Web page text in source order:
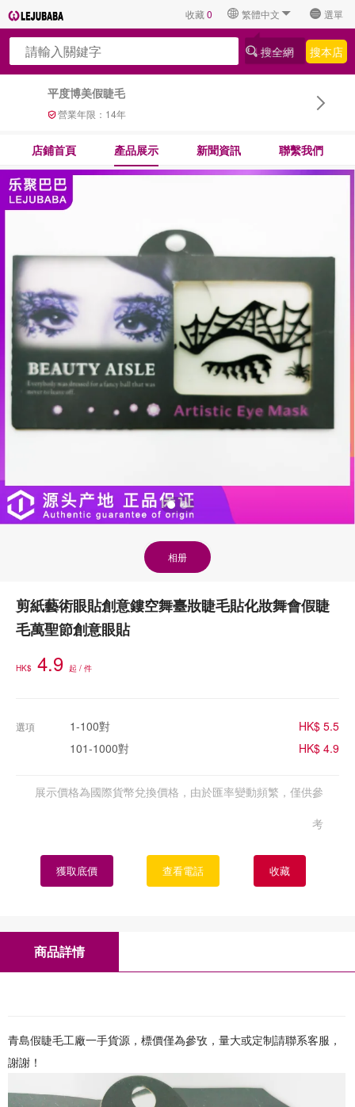
收藏0 繁體中文 選單
平度博美假睫毛
營業年限： 14年
搜全網 搜本店
店鋪首頁 產品展示 新聞資訊 聯繫我們
相册
剪紙藝術眼貼創意鏤空舞臺妝睫毛貼化妝舞會假睫
毛萬聖節創意眼貼
HK$ 4.9 起 / 件
選項 1-100對
HK$ 5.5
101-1000對
HK$ 4.9
展示價格為國際貨幣兌換價格，由於匯率變動頻繁，僅供參
考
獲取底價 查看電話 收藏
商品詳情
青島假睫毛工廠一手貨源，標價僅為參攷，量大或定制請聯系客服，
謝謝！